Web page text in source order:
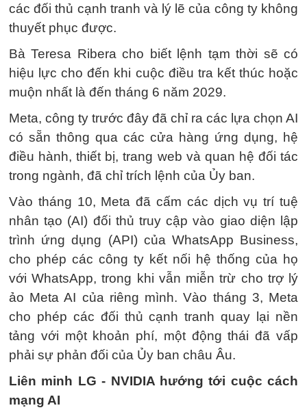
các đối thủ cạnh tranh và lý lẽ của công ty không
thuyết phục được.
Bà Teresa Ribera cho biết lệnh tạm thời sẽ có
hiệu lực cho đến khi cuộc điều tra kết thúc hoặc
muộn nhất là đến tháng 6 năm 2029.
Meta, công ty trước đây đã chỉ ra các lựa chọn AI
có sẵn thông qua các cửa hàng ứng dụng, hệ
điều hành, thiết bị, trang web và quan hệ đối tác
trong ngành, đã chỉ trích lệnh của Ủy ban.
Vào tháng 10, Meta đã cấm các dịch vụ trí tuệ
nhân tạo (AI) đối thủ truy cập vào giao diện lập
trình ứng dụng (API) của WhatsApp Business,
cho phép các công ty kết nối hệ thống của họ
với WhatsApp, trong khi vẫn miễn trừ cho trợ lý
ảo Meta AI của riêng mình. Vào tháng 3, Meta
cho phép các đối thủ cạnh tranh quay lại nền
tảng với một khoản phí, một động thái đã vấp
phải sự phản đối của Ủy ban châu Âu.
Liên minh LG - NVIDIA hướng tới cuộc cách
mạng AI